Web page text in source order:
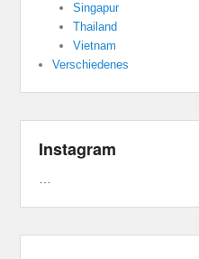
Singapur
Thailand
Vietnam
Verschiedenes
Instagram
…